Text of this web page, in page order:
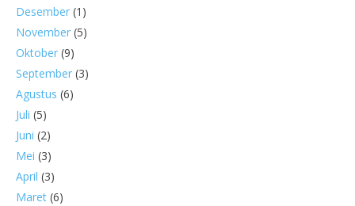
Desember (1)
November (5)
Oktober (9)
September (3)
Agustus (6)
Juli (5)
Juni (2)
Mei (3)
April (3)
Maret (6)